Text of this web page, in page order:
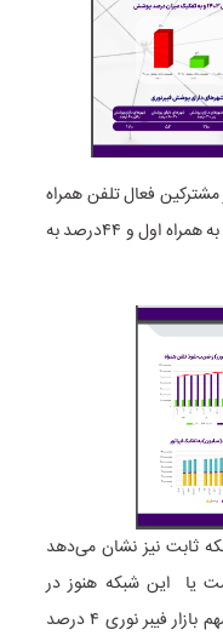
فعال تلفن همراه
به تفکیک اپراتور که از این میزان ۵۲ درصد به همراه اول و ۴۴درصد به
ثابت نیز نشان می‌دهد
یا این شبکه هنوز در
دسترس عموم کاربران قرار نگرفته است. سهم بازار فیبر نوری ۴ درصد